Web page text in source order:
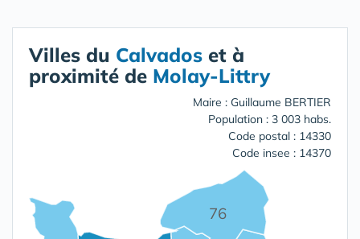
Villes du Calvados et à
proximité de Molay-Littry
Maire : Guillaume BERTIER
Population : 3 003 habs.
Code postal : 14330
Code insee : 14370
76